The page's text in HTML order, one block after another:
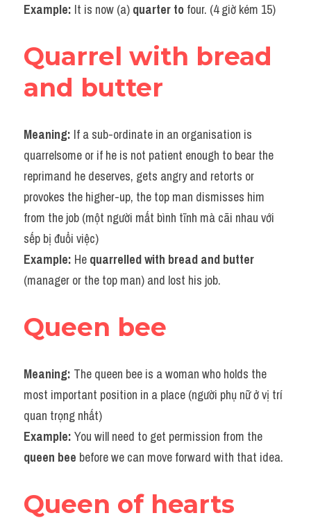
Example: It is now (a) quarter to four. (4 giờ kém 15)
Quarrel with bread
and butter
Meaning: If a sub-ordinate in an organisation is
quarrelsome or if he is not patient enough to bear the
reprimand he deserves, gets angry and retorts or
provokes the higher-up, the top man dismisses him
from the job (một người mất bình tĩnh mà cãi nhau với
sếp bị đuổi việc)
Example: He quarrelled with bread and butter
(manager or the top man) and lost his job.
Queen bee
Meaning: The queen bee is a woman who holds the
most important position in a place (người phụ nữ ở vị trí
quan trọng nhất)
Example:
queen bee before we can move forward with that idea.
Queen of hearts